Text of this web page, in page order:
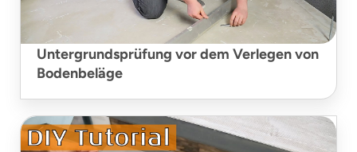
Untergrundsprüfung vor dem Verlegen von
Bodenbeläge